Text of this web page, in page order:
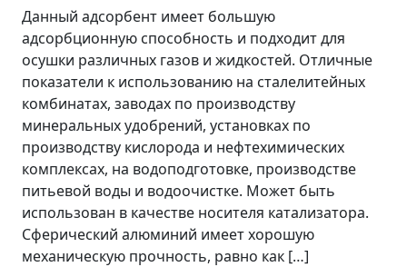
Данный адсорбент имеет большую
адсорбционную способность и подходит для
осушки различных газов и жидкостей. Отличные
показатели к использованию на сталелитейных
комбинатах, заводах по производству
минеральных удобрений, установках по
производству кислорода и нефтехимических
комплексах, на водоподготовке, производстве
питьевой воды и водоочистке. Может быть
использован в качестве носителя катализатора.
Сферический алюминий имеет хорошую
механическую прочность, равно как […]